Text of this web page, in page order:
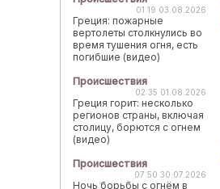
01:19 03.08.2026
Греция: пожарные
вертолеты столкнулись во
время тушения огня, есть
погибшие (видео)
Происшествия
02:35 01.08.2026
Греция горит: несколько
регионов страны, включая
столицу, борются с огнем
(видео)
Происшествия
07:50 30.07.2026
Ночь борьбы с огнём в